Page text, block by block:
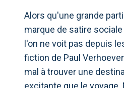
Alors qu'une grande
marque de satire
l'on ne voit pas depuis
fiction de Paul
mal à trouver une
excitante que le voyage.